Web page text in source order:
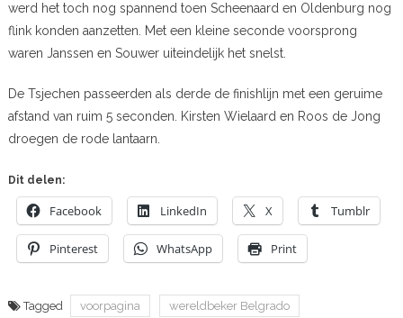
werd het toch nog spannend toen Scheenaard en Oldenburg nog
flink konden aanzetten. Met een kleine seconde voorsprong
waren Janssen en Souwer uiteindelijk het snelst.
De Tsjechen passeerden als derde de finishlijn met een geruime
afstand van ruim 5 seconden. Kirsten Wielaard en Roos de Jong
droegen de rode lantaarn.
Dit delen:
Facebook LinkedIn X Tumblr
Pinterest WhatsApp Print
Tagged voorpagina wereldbeker Belgrado